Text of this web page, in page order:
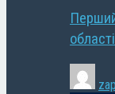
області